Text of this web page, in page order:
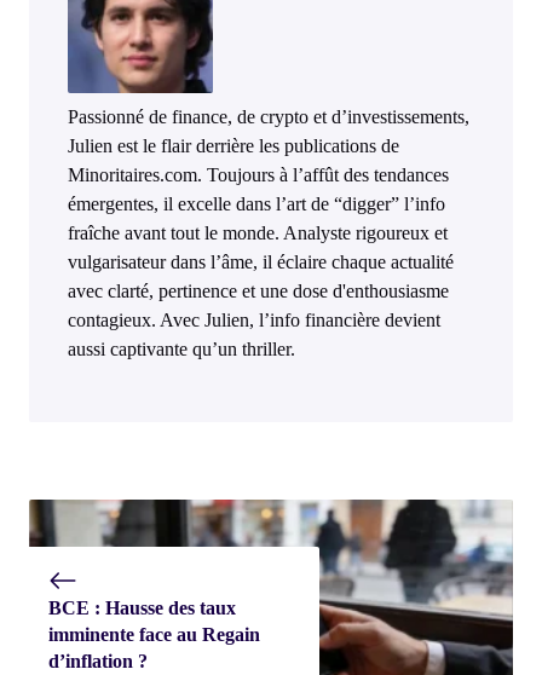
Passionné de finance, de crypto et d’investissements,
Julien est le flair derrière les publications de
Minoritaires.com. Toujours à l’affût des tendances
émergentes, il excelle dans l’art de “digger” l’info
fraîche avant tout le monde. Analyste rigoureux et
vulgarisateur dans l’âme, il éclaire chaque actualité
avec clarté, pertinence et une dose d'enthousiasme
contagieux. Avec Julien, l’info financière devient
aussi captivante qu’un thriller.
BCE : Hausse des taux
imminente face au Regain
d’inflation ?